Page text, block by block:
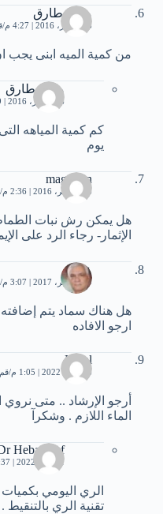
مريم طارق
26 أكتوبر، 2016 | 4:27 م
من كمية الميه ابنى يجب
مريم طارق
26 أكتوبر، 2016 | 4:29 م
كم كمية المياهه
يوم
magdolin
16 نوفمبر، 2016 | 2:36 م
هل يمكن رش نبات
الإثمار- رجاء الرد على
عامر
19 نوفمبر، 2017 | 3:07 م
هل هناك سماد يتم إضافته
ارجو الافاده
Nidal
26 مايو، 2022 | 1:05 م
أرجو الإرشاد .. متى
الماء اللازم . وشكرآ
Heba Atef
1 يونيو، 2022 | 10:37 م
الري اليومي
تقنية الري بالتنقيط .